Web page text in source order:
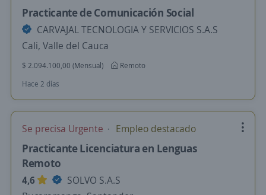
Practicante de Comunicación Social
CARVAJAL TECNOLOGIA Y SERVICIOS S.A.S
Cali, Valle del Cauca
$ 2.094.100,00 (Mensual)
Remoto
Hace 2 días
Se precisa Urgente Empleo destacado
Practicante Licenciatura en Lenguas
Remoto
4,6
SOLVO S.A.S